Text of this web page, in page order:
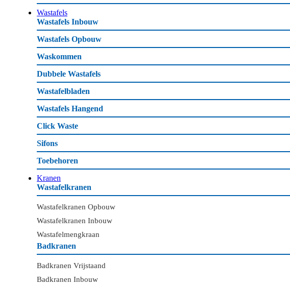
Wastafels
Wastafels Inbouw
Wastafels Opbouw
Waskommen
Dubbele Wastafels
Wastafelbladen
Wastafels Hangend
Click Waste
Sifons
Toebehoren
Kranen
Wastafelkranen
Wastafelkranen Opbouw
Wastafelkranen Inbouw
Wastafelmengkraan
Badkranen
Badkranen Vrijstaand
Badkranen Inbouw